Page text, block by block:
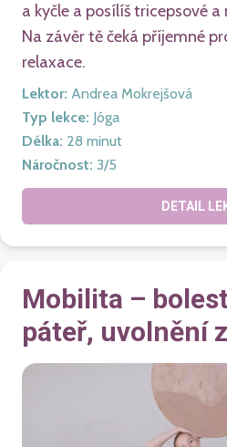
a kyčle a posílíš tricepsové
Na závěr tě čeká příjemné
relaxace.
Lektor: Andrea Mokrejšová
Typ lekce: Jóga
Délka: 28 minut
Náročnost: 3/5
DETAIL
Mobilita –
páteř, uvolnění